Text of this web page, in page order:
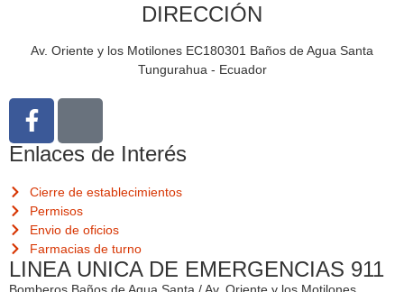
DIRECCIÓN
Av. Oriente y los Motilones EC180301 Baños de Agua Santa
Tungurahua - Ecuador
Enlaces de Interés
Cierre de establecimientos
Permisos
Envio de oficios
Farmacias de turno
LINEA UNICA DE EMERGENCIAS 911
Bomberos Baños de Agua Santa / Av. Oriente y los Motilones